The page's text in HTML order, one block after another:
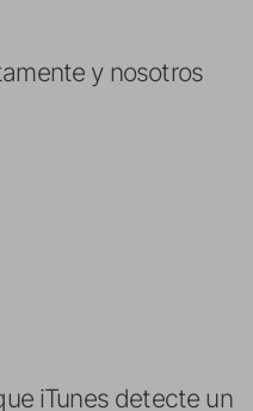
y nosotros
iTunes detecte un